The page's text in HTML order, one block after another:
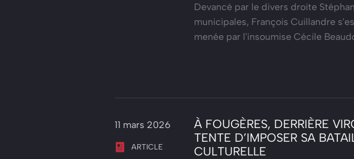
Devancé par le divers droite
municipales, François Cuillandre
menée par l'insoumise Cécile
11 mars 2026
ARTICLE
À FOUGÈRES, DERRIÈRE
TENTE D’IMPOSER SA
CULTURELLE